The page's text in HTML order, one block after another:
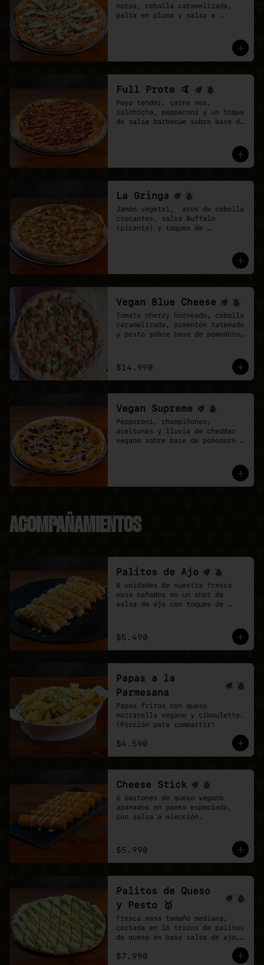
horas, cebolla caramelizada,
palta en pluma y salsa a
Full Prote 🤙
Poyo tender, carne mex,
salchicha, pepperoni y un toque
de salsa barbecue sobre base de
La Gringa
Jamón vegetal,  aros de cebolla
crocantes, salsa Buffalo
(picante) y toques de
Vegan Blue Cheese
Tomate cherry horneado, cebolla
caramelizada, pimentón tatemado
y pesto sobre base de pomodoro
$14.990
Vegan Supreme
Pepperoni, champiñones,
aceitunas y lluvia de cheddar
vegano sobre base de pomodoro y
ACOMPAÑAMIENTOS
Palitos de Ajo
8 unidades de nuestra fresca
masa bañados en un shot de
salsa de ajo con toques de
estos palitos son lo mas cerca
que estarás.
$5.490
Papas a la
Parmesana
Papas fritas con queso
mozzarella vegano y ciboulette.
(Porción para compartir)
$4.590
Cheese Stick
6 bastones de queso vegano
apanados en panko especiado,
con salsa a elección.
$5.990
Palitos de Queso
y Pesto 🥇
Fresca masa tamaño mediana,
cortada en 16 trozos de palitos
de queso en base salsa de ajo,
con un shot de salsa pesto.
$7.990